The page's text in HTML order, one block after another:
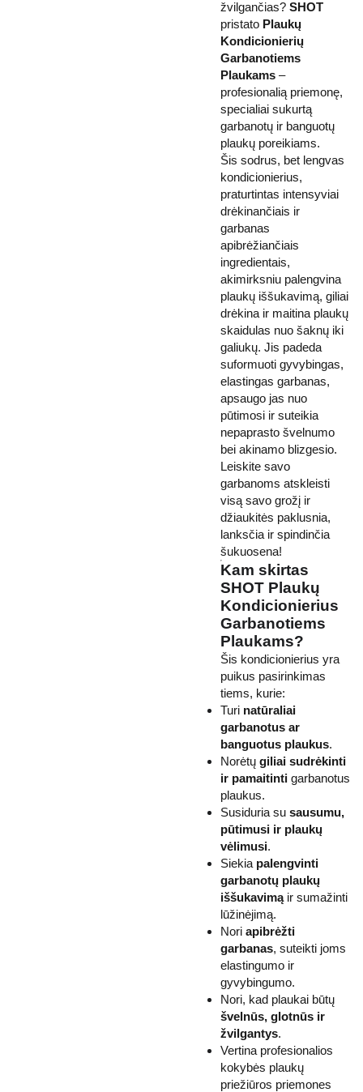
žvilgančias? SHOT
pristato Plaukų
Kondicionierių
Garbanotiems
Plaukams –
profesionalią priemonę,
specialiai sukurtą
garbanotų ir banguotų
plaukų poreikiams.
Šis sodrus, bet lengvas
kondicionierius,
praturtintas intensyviai
drėkinančiais ir
garbanas
apibrėžiančiais
ingredientais,
akimirksniu palengvina
plaukų iššukavimą, giliai
drėkina ir maitina plaukų
skaidulas nuo šaknų iki
galiukų. Jis padeda
suformuoti gyvybingas,
elastingas garbanas,
apsaugo jas nuo
pūtimosi ir suteikia
nepaprasto švelnumo
bei akinamo blizgesio.
Leiskite savo
garbanoms atskleisti
visą savo grožį ir
džiaukitės paklusnia,
lanksčia ir spindinčia
šukuosena!
Kam skirtas
SHOT Plaukų
Kondicionierius
Garbanotiems
Plaukams?
Šis kondicionierius yra
puikus pasirinkimas
tiems, kurie:
Turi natūraliai
garbanotus ar
banguotus plaukus.
Norėtų giliai sudrėkinti
ir pamaitinti garbanotus
plaukus.
Susiduria su sausumu,
pūtimusi ir plaukų
vėlimusi.
Siekia palengvinti
garbanotų plaukų
iššukavimąir sumažinti
lūžinėjimą.
Nori apibrėžti
garbanas, suteikti joms
elastingumo ir
gyvybingumo.
Nori, kad plaukai būtų
švelnūs, glotnūs ir
žvilgantys.
Vertina profesionalios
kokybės plaukų
priežiūros priemones